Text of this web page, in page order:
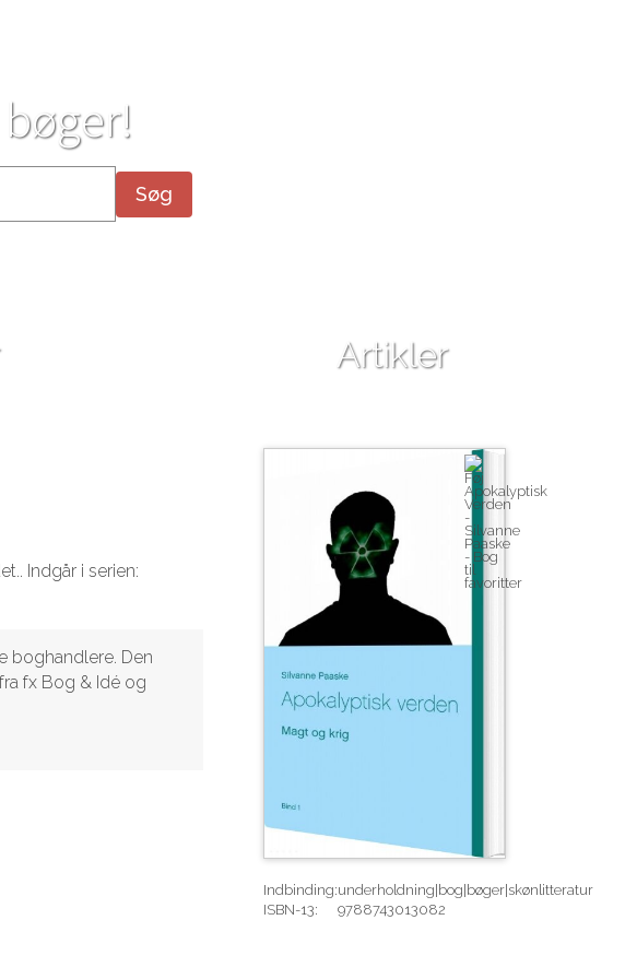
Søg
Artikler
Indbinding:underholdning|bog|bøger|skønlitteratur
ISBN-13:
9788743013082
Indgår i serien:
boghandlere. Den
fx Bog & Idé og